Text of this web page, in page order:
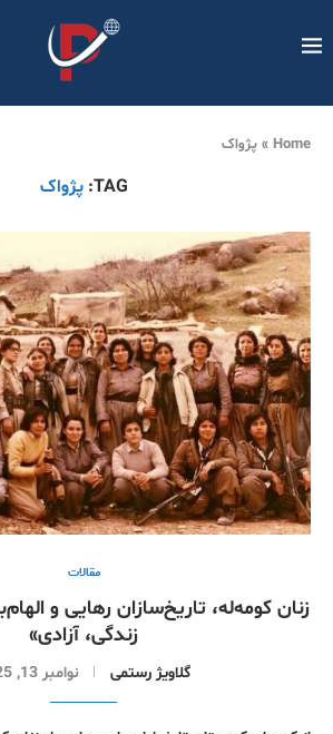
Home
» پژواک
TAG: پژواک
مقالات
زنان کومەلە، تاریخ‌سازان رهایی و
زندگی، آزادی»
گلاویژ رستمی نوامبر 13, 2025